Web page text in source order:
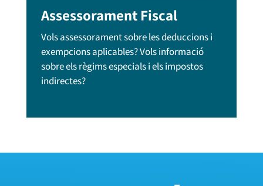
Assessorament Fiscal
Vols assessorament sobre les deduccions i
exempcions aplicables? Vols informació
sobre els règims especials i els impostos
indirectes?